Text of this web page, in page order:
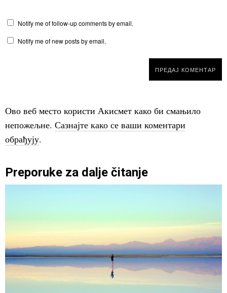
Notify me of follow-up comments by email.
Notify me of new posts by email.
Ово веб место користи Акисмет како би смањило
непожељне. Сазнајте како се ваши коментари
обрађују.
Preporuke za dalje čitanje